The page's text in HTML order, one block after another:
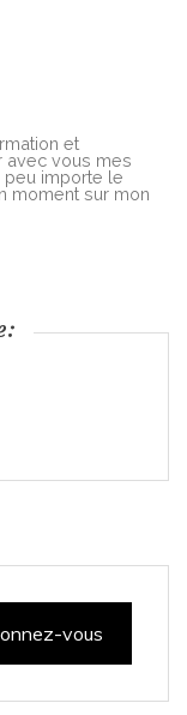
et
avec vous mes
importe le
moment sur mon
vous